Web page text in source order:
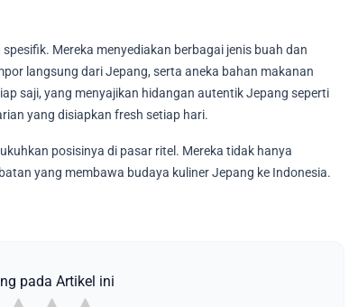
Mereka menyediakan berbagai jenis buah dan
langsung dari Jepang, serta aneka bahan makanan
saji, yang menyajikan hidangan autentik Jepang seperti
yang disiapkan fresh setiap hari.
posisinya di pasar ritel. Mereka tidak hanya
yang membawa budaya kuliner Jepang ke Indonesia.
pada Artikel ini